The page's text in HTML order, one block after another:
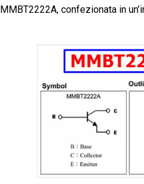
MMBT2222A, confezionata in